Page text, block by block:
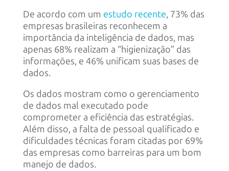
De acordo com um estudo recente, 73% das
empresas brasileiras reconhecem a
importância da inteligência de dados, mas
apenas 68% realizam a “higienização” das
informações, e 46% unificam suas bases de
dados.
Os dados mostram como o gerenciamento
de dados mal executado pode
comprometer a eficiência das estratégias.
Além disso, a falta de pessoal qualificado e
dificuldades técnicas foram citadas por 69%
das empresas como barreiras para um bom
manejo de dados.